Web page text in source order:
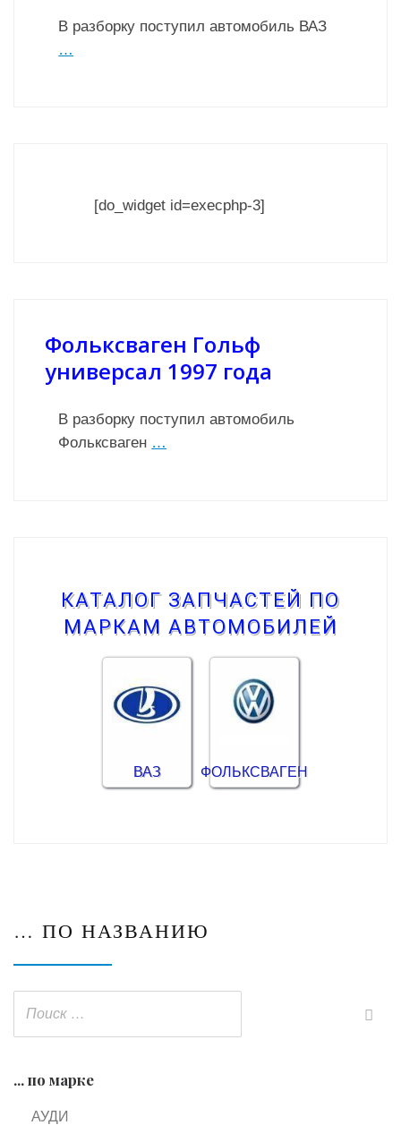
В разборку поступил автомобиль ВАЗ
…
[do_widget id=execphp-3]
Фольксваген Гольф
универсал 1997 года
В разборку поступил автомобиль
Фольксваген …
КАТАЛОГ ЗАПЧАСТЕЙ ПО
МАРКАМ АВТОМОБИЛЕЙ
ВАЗ ФОЛЬКСВАГЕН
… ПО НАЗВАНИЮ
... по марке
АУДИ